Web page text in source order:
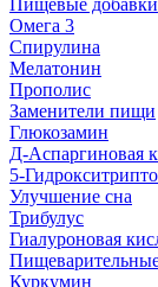
Пищевые
Омега 3
Спирулина
Мелатонин
Прополис
Заменители пищи
Глюкозамин
Д-Аспаргиновая
5-
Улучшение сна
Трибулус
Гиалуроновая
Куркумин